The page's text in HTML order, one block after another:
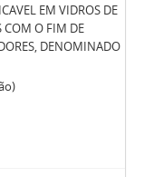
EM VIDROS DE
COM O FIM DE
DENOMINADO